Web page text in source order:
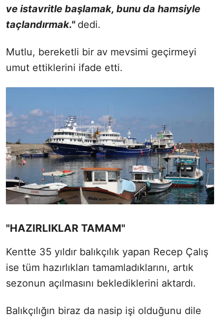
ve istavritle başlamak, bunu da hamsiyle
taçlandırmak." dedi.
Mutlu, bereketli bir av mevsimi geçirmeyi
umut ettiklerini ifade etti.
"HAZIRLIKLAR TAMAM"
Kentte 35 yıldır balıkçılık yapan Recep Çalış
ise tüm hazırlıkları tamamladıklarını, artık
sezonun açılmasını beklediklerini aktardı.
Balıkçılığın biraz da nasip işi olduğunu dile